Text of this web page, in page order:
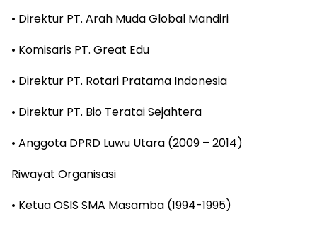
• Direktur PT. Arah Muda Global Mandiri
• Komisaris PT. Great Edu
• Direktur PT. Rotari Pratama Indonesia
• Direktur PT. Bio Teratai Sejahtera
• Anggota DPRD Luwu Utara (2009 – 2014)
Riwayat Organisasi
• Ketua OSIS SMA Masamba (1994-1995)